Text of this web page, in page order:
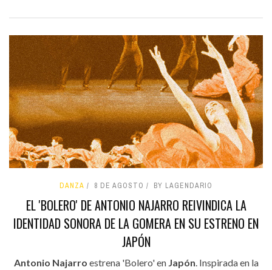
DANZA 8 DE AGOSTO BY LAGENDARIO
EL 'BOLERO' DE ANTONIO NAJARRO REIVINDICA LA
IDENTIDAD SONORA DE LA GOMERA EN SU ESTRENO EN
JAPÓN
Antonio Najarro estrena 'Bolero' en Japón. Inspirada en la